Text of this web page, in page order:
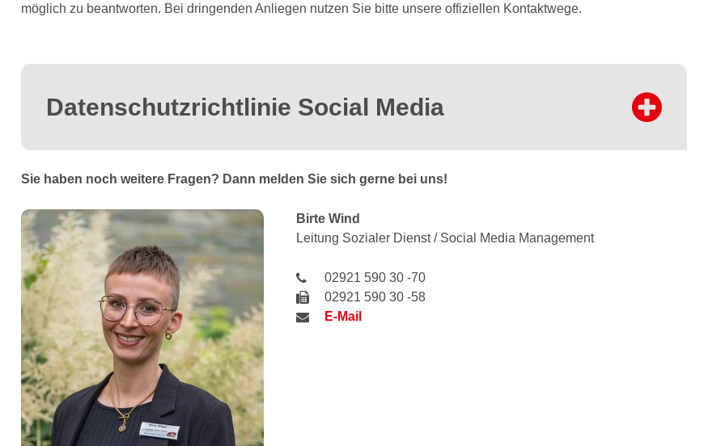
möglich zu beantworten. Bei dringenden Anliegen nutzen Sie bitte unsere offiziellen Kontaktwege.
Datenschutzrichtlinie Social Media
Sie haben noch weitere Fragen? Dann melden Sie sich gerne bei uns!
Birte Wind
Leitung Sozialer Dienst / Social Media Management
02921 590 30 -70
02921 590 30 -58
E-Mail